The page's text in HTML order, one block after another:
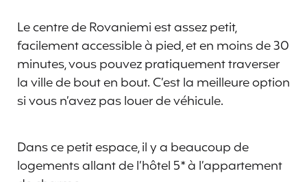
Le centre de Rovaniemi est assez petit,
facilement accessible à pied, et en moins de 30
minutes, vous pouvez pratiquement traverser
la ville de bout en bout. C’est la meilleure option
si vous n’avez pas louer de véhicule.
Dans ce petit espace, il y a beaucoup de
logements allant de l’hôtel 5* à l’appartement